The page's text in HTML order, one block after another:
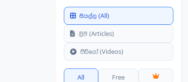
සියල්ල (All)
ලිපි (Articles)
වීඩියෝ (Videos)
All Free